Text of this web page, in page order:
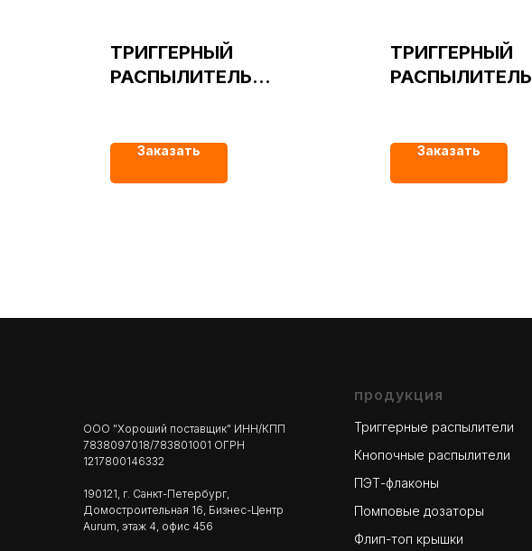
ТРИГГЕРНЫЙ
РАСПЫЛИТЕЛЬ
Заказать
ТРИГГЕРНЫЙ
РАСПЫЛИТЕЛЬ
02 Заказать
ООО "Хороший поставщик" ИНН/КПП
7838097018/783801001 ОГРН
1217800146332
190121, г. Санкт-Петербург,
Домостроительная 16, Бизнес-Центр
Aurum, этаж 4, офис 456
продукция
Триггерные распылители
Кнопочные распылители
ПЭТ-флаконы
Помповые дозаторы
Флип-топ крышки